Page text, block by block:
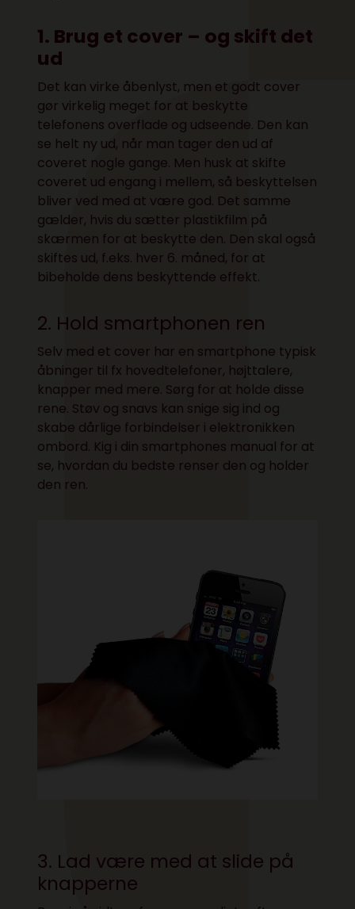
1. Brug et cover – og skift det
ud
Det kan virke åbenlyst, men et godt cover
gør virkelig meget for at beskytte
telefonens overflade og udseende. Den kan
se helt ny ud, når man tager den ud af
coveret nogle gange. Men husk at skifte
coveret ud engang i mellem, så beskyttelsen
bliver ved med at være god. Det samme
gælder, hvis du sætter plastikfilm på
skærmen for at beskytte den. Den skal også
skiftes ud, f.eks. hver 6. måned, for at
bibeholde dens beskyttende effekt.
2. Hold smartphonen ren
Selv med et cover har en smartphone typisk
åbninger til fx hovedtelefoner, højttalere,
knapper med mere. Sørg for at holde disse
rene. Støv og snavs kan snige sig ind og
skabe dårlige forbindelser i elektronikken
ombord. Kig i din smartphones manual for at
se, hvordan du bedste renser den og holder
den ren.
3. Lad være med at slide på
knapperne